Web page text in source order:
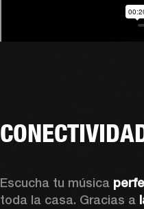
Escucha tu música
toda la casa. Gracias a